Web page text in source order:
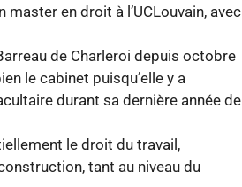
master en droit à l’UCLouvain, avec
de Charleroi depuis octobre
le cabinet puisqu’elle y a
durant sa dernière année de
le droit du travail,
tant au niveau du